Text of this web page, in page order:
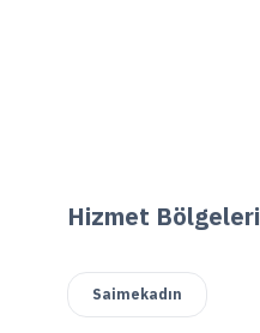
Hizmet Bölgeleri
Saimekadın